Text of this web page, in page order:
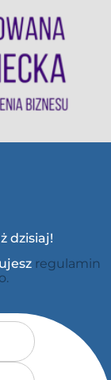
dzisiaj!
regulamin